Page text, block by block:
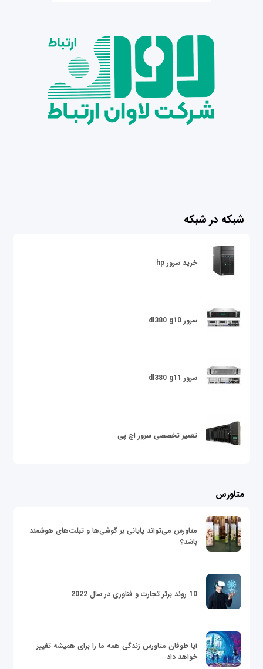
شبکه در شبکه
خرید سرور hp
سرور dl380 g10
سرور dl380 g11
تعمیر تخصصی سرور اچ پی
متاورس
متاورس می‌تواند پایانی بر گوشی‌ها و تبلت‌های هوشمند
باشد؟
10 روند برتر تجارت و فناوری در سال 2022
آیا طوفان متاورس زندگی همه ما را برای همیشه تغییر
خواهد داد